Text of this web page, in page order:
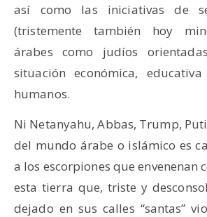
así como las iniciativas de
(tristemente también hoy
árabes como judíos
situación económica,
humanos.
Ni Netanyahu, Abbas, Trump,
del mundo árabe o islámico es
a los escorpiones que envenenan
esta tierra que, triste y
dejado en sus calles “santas”